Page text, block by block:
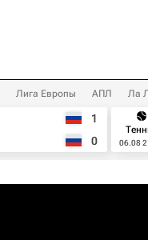
Лига Европы АПЛ Ла
1
0
06.08